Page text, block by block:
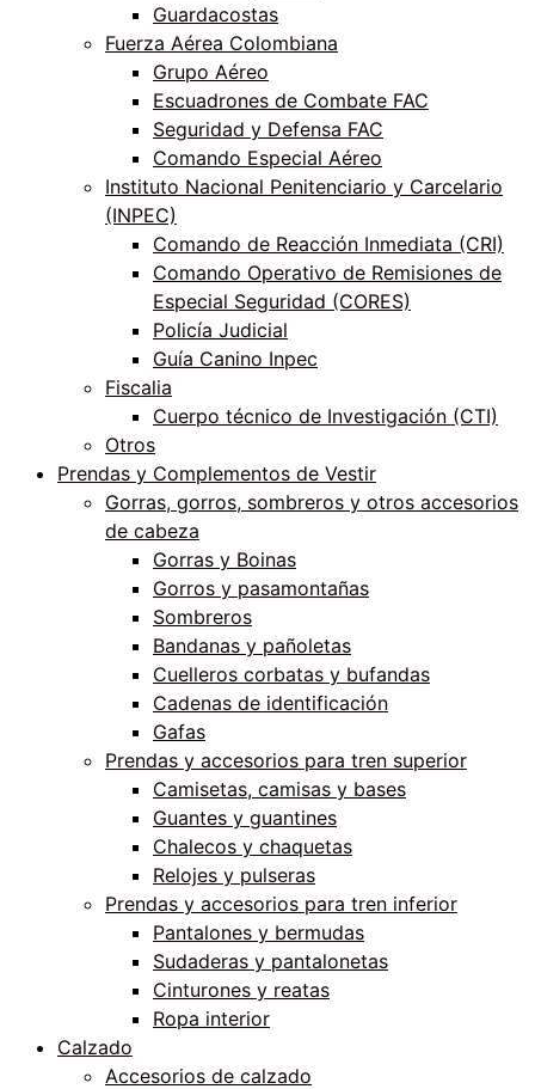
Guardacostas
Fuerza Aérea Colombiana
Grupo Aéreo
Escuadrones de Combate FAC
Seguridad y Defensa FAC
Comando Especial Aéreo
Instituto Nacional Penitenciario y Carcelario
(INPEC)
Comando de Reacción Inmediata (CRI)
Comando Operativo de Remisiones de
Especial Seguridad (CORES)
Policía Judicial
Guía Canino Inpec
Fiscalia
Cuerpo técnico de Investigación (CTI)
Otros
Prendas y Complementos de Vestir
Gorras, gorros, sombreros y otros accesorios
de cabeza
Gorras y Boinas
Gorros y pasamontañas
Sombreros
Bandanas y pañoletas
Cuelleros corbatas y bufandas
Cadenas de identificación
Gafas
Prendas y accesorios para tren superior
Camisetas, camisas y bases
Guantes y guantines
Chalecos y chaquetas
Relojes y pulseras
Prendas y accesorios para tren inferior
Pantalones y bermudas
Sudaderas y pantalonetas
Cinturones y reatas
Ropa interior
Calzado
Accesorios de calzado